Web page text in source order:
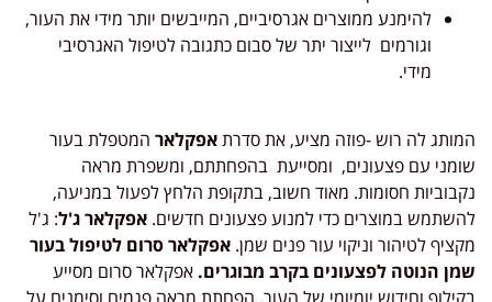
להימנע ממוצרים אגרסיביים, המייבשים יותר מידי את העור,
וגורמים לייצור יתר של סבום כתגובה לטיפול האגרסיבי
מידי.
המותג לה רוש -פוזה מציע, את סדרתאפקלאר המטפלת בעור
שומני עם פצעונים, ומסייעת בהפחתתם, ומשפרת מראה
נקבוביות חסומות. מאוד חשוב, בתקופת הלחץ לפעול במניעה,
להשתמש במוצרים כדי למנוע פצעונים חדשים. אפקלאר ג'ל: ג'ל
מקציף לטיהור וניקוי עור פנים שמן. אפקלאר סרום לטיפול בעור
שמן הנוטה לפצעונים בקרב מבוגרים. אפקלאר סרום מסייע